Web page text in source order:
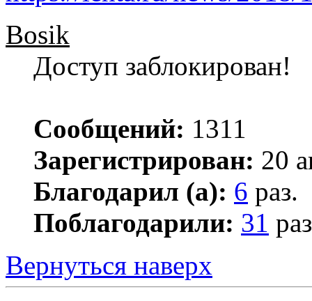
Bosik
Доступ заблокирован!
Сообщений: 1311
Зарегистрирован: 20
Благодарил (а): 6 раз.
Поблагодарили: 31
Вернуться наверх